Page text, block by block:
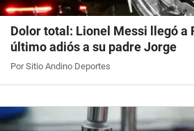
Dolor total: Lionel Messi llegó a
último adiós a su padre Jorge
Por Sitio Andino Deportes